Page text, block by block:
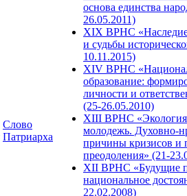
Слово
Патриарха
основа единства
26.05.2011)
XIX ВРНС
и судьбы
10.11.2015)
XIV ВРНС
образование:
личности и
(25-26.05.2010)
XIII ВРНС
молодежь. Духовно-
причины кризисов и
преодоления» (21-
XII ВРНС «Будущие
национальное
22.02.2008)